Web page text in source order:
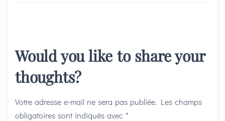
Would you like to share your
thoughts?
Votre adresse e-mail ne sera pas publiée. Les champs
obligatoires sont indiqués avec *